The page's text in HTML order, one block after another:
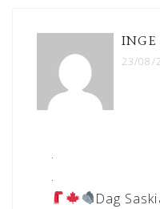
INGE
23/08/
.
.
Dag